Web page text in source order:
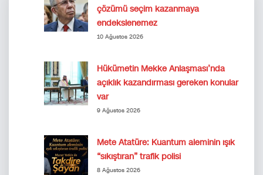
çözümü seçim kazanmaya
endekslenemez
10 Ağustos 2026
Hükümetin Mekke Anlaşması’nda
açıklık kazandırması gereken konular
var
9 Ağustos 2026
Mete Atatüre: Kuantum aleminin ışık
“sıkıştıran” trafik polisi
8 Ağustos 2026